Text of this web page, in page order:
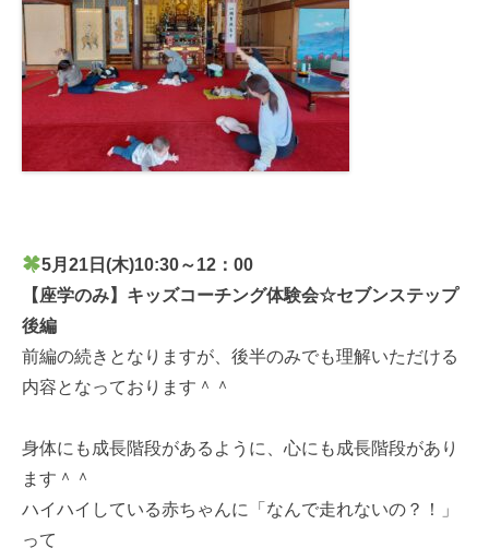
5月21 日(木)10:30～12：00
【座学のみ】キッズコーチング体験会☆セブンステップ
後編
前編の続きとなりますが、後半のみでも理解いただける
内容となっております＾＾
身体にも成長階段があるように、心にも成長階段があり
ます＾＾
ハイハイしている赤ちゃんに「なんで走れないの？！」
って